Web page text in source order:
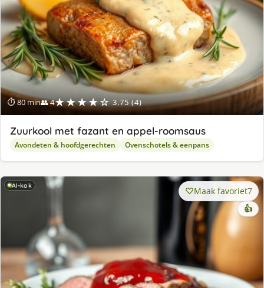
⏱ 80 min👥 4★★★★☆ 3.75 (4)
Zuurkool met fazant en appel-roomsaus
Avondeten & hoofdgerechten Ovenschotels & eenpans
AI-kok Maak favoriet7
👍